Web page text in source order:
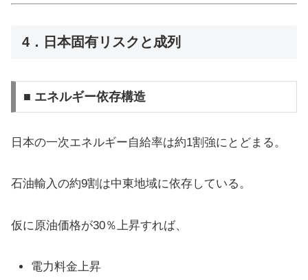
4．日本固有リスクと成列
■ エネルギー依存構造
日本の一次エネルギー自給率は約1割強にとどまる。
石油輸入の約9割は中東地域に依存している。
仮に原油価格が30％上昇すれば、
電力料金上昇